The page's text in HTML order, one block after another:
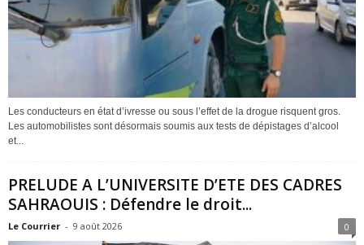
Les conducteurs en état d’ivresse ou sous l’effet de la drogue risquent gros.
Les automobilistes sont désormais soumis aux tests de dépistages d’alcool
et...
PRELUDE A L’UNIVERSITE D’ETE DES CADRES
SAHRAOUIS : Défendre le droit...
Le Courrier - 9 août 2026 0